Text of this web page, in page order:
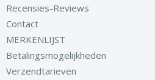
Recensies-Reviews
Contact
MERKENLIJST
Betalingsmogelijkheden
Verzendtarieven